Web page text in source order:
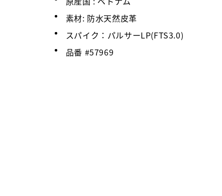
素材: 防水天然皮革
スパイク：パルサーLP(FTS3.0)
品番 #57969